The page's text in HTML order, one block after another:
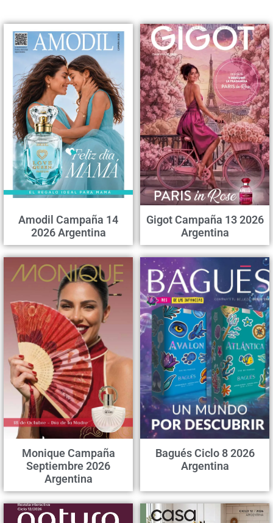
Amodil Campaña 14
2026 Argentina
Gigot Campaña 13 2026
Argentina
Monique Campaña
Septiembre 2026
Argentina
Bagués Ciclo 8 2026
Argentina